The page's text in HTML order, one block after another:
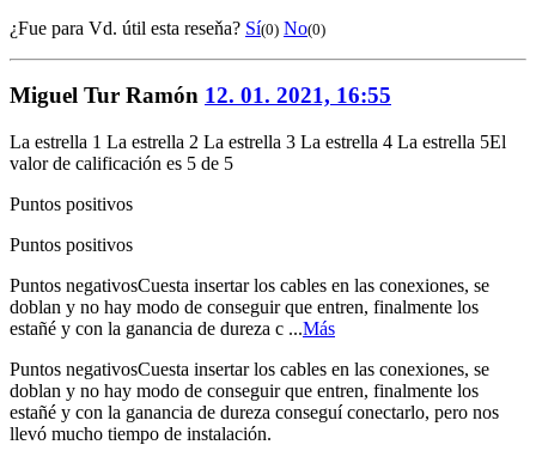
¿Fue para Vd. útil esta reseňa? Sí(0) No(0)
Miguel Tur Ramón 12. 01. 2021, 16:55
La estrella 1 La estrella 2 La estrella 3 La estrella 4 La estrella 5El
valor de calificación es 5 de 5
Puntos positivos
Puntos positivos
Puntos negativosCuesta insertar los cables en las conexiones, se
doblan y no hay modo de conseguir que entren, finalmente los
estañé y con la ganancia de dureza c ...Más
Puntos negativosCuesta insertar los cables en las conexiones, se
doblan y no hay modo de conseguir que entren, finalmente los
estañé y con la ganancia de dureza conseguí conectarlo, pero nos
llevó mucho tiempo de instalación.